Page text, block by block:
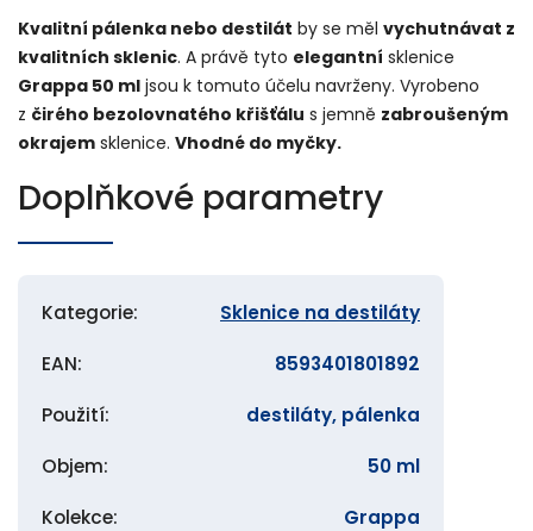
Kvalitní pálenka nebo destilát by se měl vychutnávat z
kvalitních sklenic. A právě tyto elegantní sklenice
Grappa 50 ml jsou k tomuto účelu navrženy. Vyrobeno
z čirého bezolovnatého křišťálu s jemně zabroušeným
okrajem sklenice. Vhodné do myčky.
Doplňkové parametry
Kategorie: Sklenice na destiláty
EAN: 8593401801892
Použití: destiláty, pálenka
Objem: 50 ml
Kolekce: Grappa